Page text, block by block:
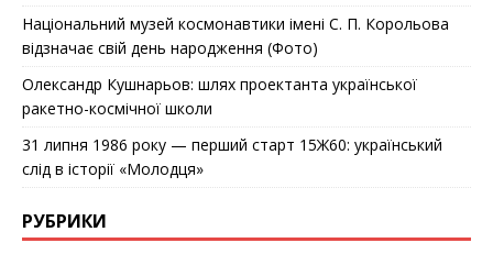
Національний музей космонавтики імені С. П. Корольова
відзначає cвій день народження (Фото)
Олександр Кушнарьов: шлях проектанта української
ракетно-космічної школи
31 липня 1986 року — перший старт 15Ж60: український
слід в історії «Молодця»
РУБРИКИ